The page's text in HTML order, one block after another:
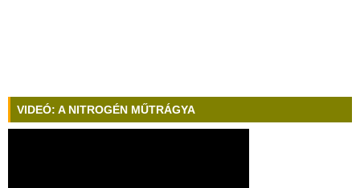
VIDEÓ: A NITROGÉN MŰTRÁGYA